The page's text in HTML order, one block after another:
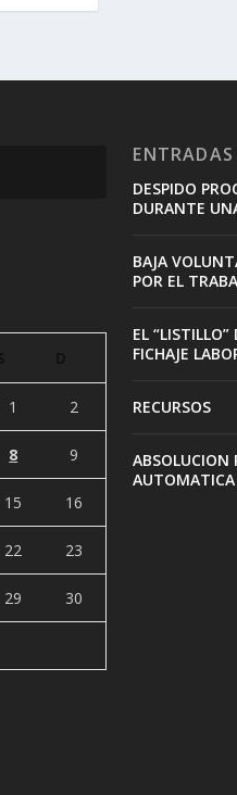
1 2
8 9
15 16
22 23
29 30
ENTRADAS
DESPIDO
DURANTE
BAJA
POR EL
EL
FICHAJE
RECURSOS
ABSOLUCION
AUTOMATICA